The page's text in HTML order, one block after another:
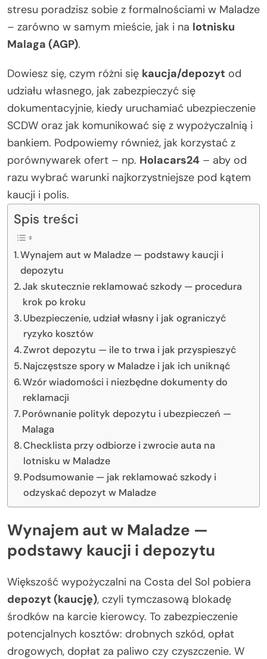
stresu poradzisz sobie z formalnościami w Maladze
– zarówno w samym mieście, jak i na lotnisku
Malaga (AGP).
Dowiesz się, czym różni się kaucja/depozyt od
udziału własnego, jak zabezpieczyć się
dokumentacyjnie, kiedy uruchamiać ubezpieczenie
SCDW oraz jak komunikować się z wypożyczalnią i
bankiem. Podpowiemy również, jak korzystać z
porównywarek ofert – np. Holacars24 – aby od
razu wybrać warunki najkorzystniejsze pod kątem
kaucji i polis.
Spis treści
Wynajem aut w Maladze — podstawy kaucji i
depozytu
Jak skutecznie reklamować szkody — procedura
krok po kroku
Ubezpieczenie, udział własny i jak ograniczyć
ryzyko kosztów
Zwrot depozytu — ile to trwa i jak przyspieszyć
Najczęstsze spory w Maladze i jak ich uniknąć
Wzór wiadomości i niezbędne dokumenty do
reklamacji
Porównanie polityk depozytu i ubezpieczeń —
Malaga
Checklista przy odbiorze i zwrocie auta na
lotnisku w Maladze
Podsumowanie — jak reklamować szkody i
odzyskać depozyt w Maladze
Wynajem aut w Maladze —
podstawy kaucji i depozytu
Większość wypożyczalni na Costa del Sol pobiera
depozyt (kaucję), czyli tymczasową blokadę
środków na karcie kierowcy. To zabezpieczenie
potencjalnych kosztów: drobnych szkód, opłat
drogowych, dopłat za paliwo czy czyszczenie. W